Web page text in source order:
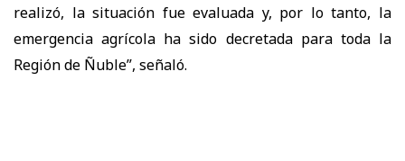
realizó, la situación fue evaluada y, por lo tanto, la
emergencia agrícola ha sido decretada para toda la
Región de Ñuble”, señaló.